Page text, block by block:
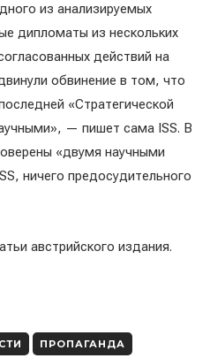
из анализируемых
дипломаты из нескольких
действий на
обвинение в том, что
«Стратегической
— пишет сама ISS. В
«двумя научными
ничего предосудительного
австрийского издания.
ПРОПАГАНДА